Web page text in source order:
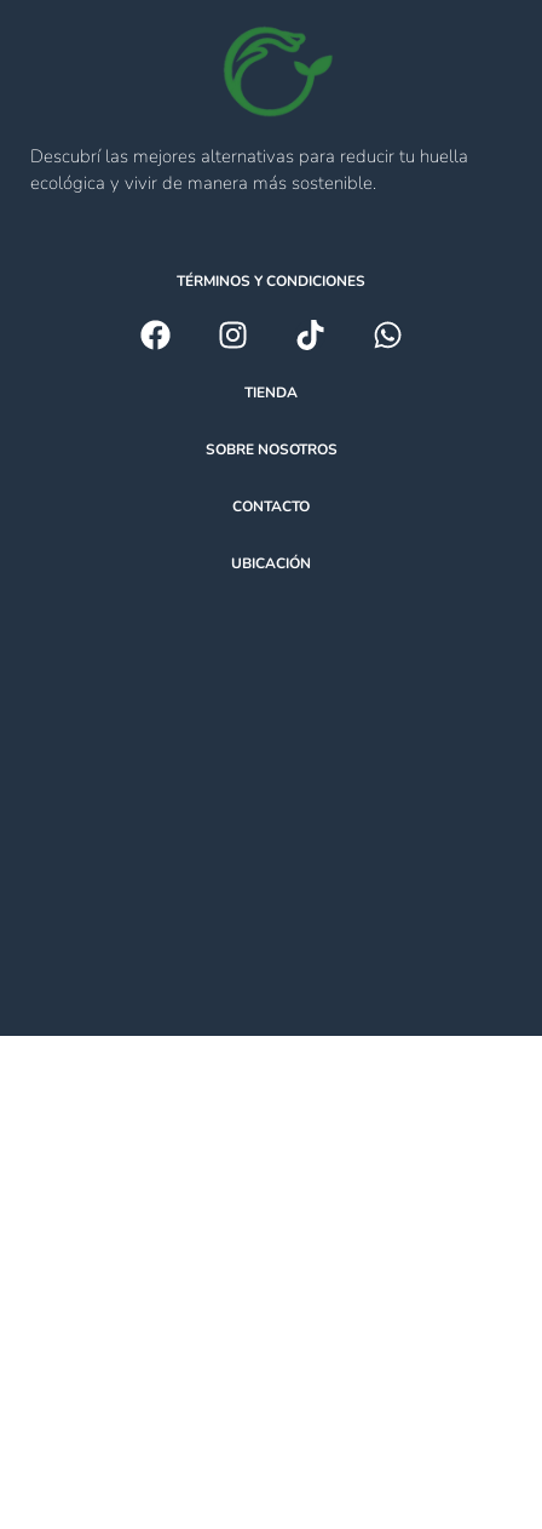
Descubrí las mejores alternativas para reducir tu huella
ecológica y vivir de manera más sostenible.
TÉRMINOS Y CONDICIONES
TIENDA
SOBRE NOSOTROS
CONTACTO
UBICACIÓN